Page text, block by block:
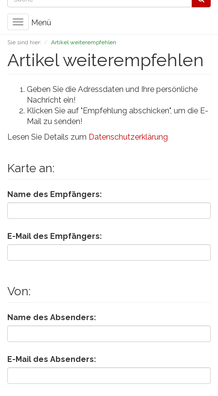
Toggle
Menü
Sie sind hier: Artikel weiterempfehlen
Artikel weiterempfehlen
Geben Sie die Adressdaten und Ihre persönliche
Nachricht ein!
Klicken Sie auf "Empfehlung abschicken", um die E-
Mail zu senden!
Lesen Sie Details zum Datenschutzerklärung
Karte an:
Name des Empfängers:
E-Mail des Empfängers:
Von:
Name des Absenders:
E-Mail des Absenders: